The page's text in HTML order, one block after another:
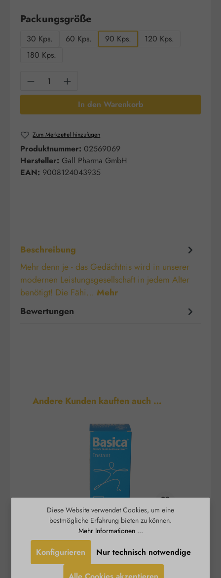
Packungsgrößeauswählen
30 Kps. 60 Kps. 90 Kps.
120 Kps.
180 Kps.
Produkt Anzahl: Gib den gewünschten
In den Warenkorb
Zum Merkzettel hinzufügen
Produktnummer: 02569069
Hersteller: Gall Pharma GmbH
EAN: 9008124043935
Beschreibung
Mehr denn je - das Gedächtnis wird in unserer
modernen Leistungsgesellschaft in jedem Alter
benötigt! Die Fähi… Mehr
Bewertungen
Produktgalerie überspringen
Andere Kunden kauften auch …
Basica® Instant - basisches
Trinkpulver
Ein stabiles Säure-Basen-Gleichgewicht und ein
funktionierender Energiestoffwechsel sind
Diese Website verwendet Cookies, um eine
bestmögliche Erfahrung bieten zu können.
Mehr Informationen ...
Nur technisch notwendige
Konfigurieren